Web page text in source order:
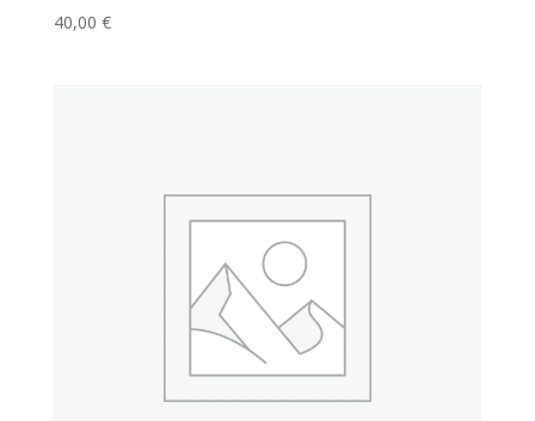
40,00 €